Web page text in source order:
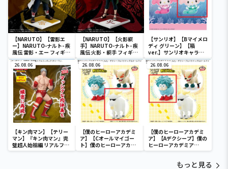
【NARUTO】【雷影エ
ー】NARUTO-ナルト- 疾
風伝 雷影・エー フィギュ
ア～五影集結…!!～
【NARUTO】【火影綱
手】NARUTO-ナルト- 疾
風伝 火影・綱手 フィギュ
ア～五影集結…!!～
【サンリオ】【Bマイメロ
ディ グリーン】【箱
ver.】サンリオキャラク
ターズ おおきな
SOFVIMATES～マイメロ
ディ マーメイドver. ～
26.08.06
【キン肉マン】【テリー
マン】『キン肉マン』完
璧超人始祖編 リアルフィ
ギュア-テリーマン-
26.08.06
【僕のヒーローアカデミ
ア】【Cオールマイゴー
ト】僕のヒーローアカデ
ミア Fluffy Puffy～デク
26.08.06
【僕のヒーローアカデミ
ア】【Aデクシープ】僕の
ヒーローアカデミア
Fluffy Puffy～デクシー
マイゴート～もっと見る